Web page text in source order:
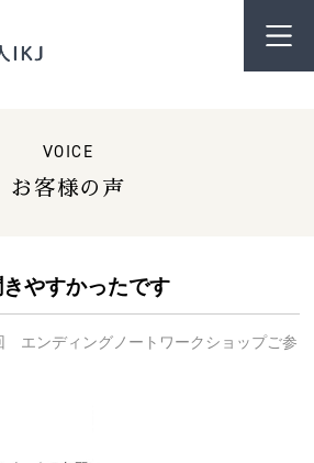
VOICE
お客様の声
やすかったです
エンディングノートワークショップご参